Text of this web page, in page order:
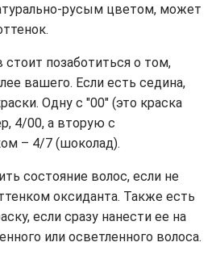
русым цветом, может
позаботиться о том,
вашего. Если есть седина,
Одну с "00" (это краска
4/00, а вторую с
– 4/7 (шоколад).
состояние волос, если не
оксиданта. Также есть
если сразу нанести ее на
или осветленного волоса.